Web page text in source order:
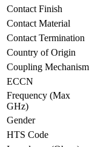
Contact Finish
Contact Material
Contact Termination
Country of Origin
Coupling Mechanism
ECCN
Frequency (Max
GHz)
Gender
HTS Code